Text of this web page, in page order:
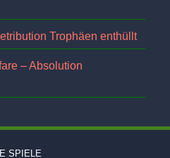
Trophäen enthüllt
– Absolution
SPIELE